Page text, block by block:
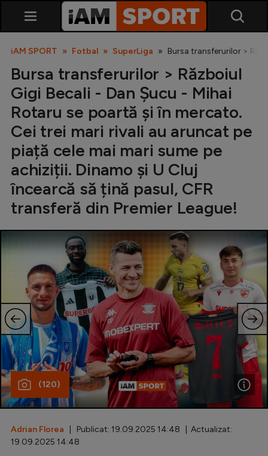
SuperLiga
Liga 2
Cupa României
U21
Fotbal feminin
Special
Diverse
Inedit
Clasamente
Europa League
iAM SPORT Fotbal SuperLiga Bursa transferurilor >
Bursa transferurilor > Războiul
Gigi Becali - Dan Șucu - Mihai
Rotaru se poartă și în mercato.
Cei trei mari rivali au aruncat pe
piață cele mai mari sume pe
achiziții. Dinamo și U Cluj
încearcă să țină pasul, CFR
transferă din Premier League!
(120)
Adrian Florea | Publicat: 19.09.2025 14:48 | Actualizat:
19.09.2025 14:48